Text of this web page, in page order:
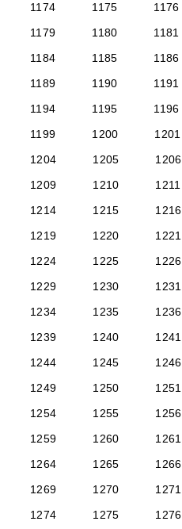
1174
1175 1176
1179
1180 1181
1184
1185 1186
1189
1190 1191
1194
1195 1196
1199
1200 1201
1204
1205 1206
1209
1210 1211
1214
1215 1216
1219
1220 1221
1224
1225 1226
1229
1230 1231
1234
1235 1236
1239
1240 1241
1244
1245 1246
1249
1250 1251
1254
1255 1256
1259
1260 1261
1264
1265 1266
1269
1270 1271
1274
1275 1276